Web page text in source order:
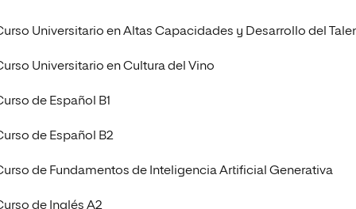
Universitario en Altas Capacidades y Desarrollo del
Universitario en Cultura del Vino
de Español B1
de Español B2
de Fundamentos de Inteligencia Artificial Generativa
de Inglés A2